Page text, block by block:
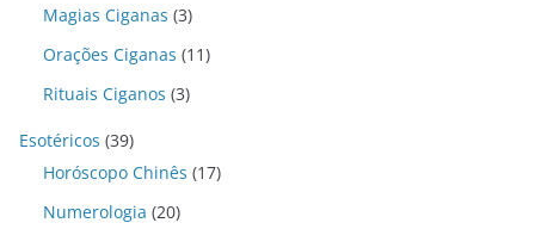
Magias Ciganas (3)
Orações Ciganas (11)
Rituais Ciganos (3)
Esotéricos (39)
Horóscopo Chinês (17)
Numerologia (20)